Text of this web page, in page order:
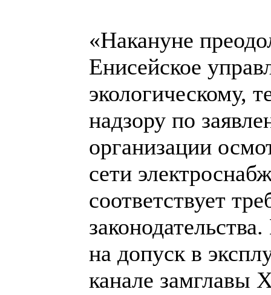
«Накануне
Енисейское
экологическому,
надзору по
организации
сети
соответствует
на допуск в
канале замглавы